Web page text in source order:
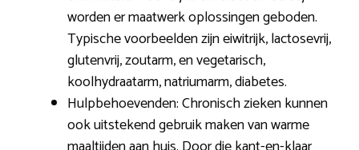
worden er maatwerk oplossingen geboden.
Typische voorbeelden zijn eiwitrijk, lactosevrij,
glutenvrij, zoutarm, en vegetarisch,
koolhydraatarm, natriumarm, diabetes.
Hulpbehoevenden: Chronisch zieken kunnen
ook uitstekend gebruik maken van warme